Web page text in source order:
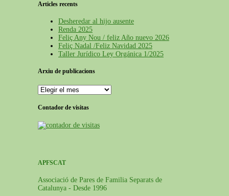
Articles recents
Desheredar al hijo ausente
Renda 2025
Feliç Any Nou / feliz Año nuevo 2026
Feliç Nadal /Feliz Navidad 2025
Taller Jurídico Ley Orgánica 1/2025
Arxiu de publicacions
Contador de visitas
APFSCAT
Associació de Pares de Familia Separats de
Catalunya - Desde 1996